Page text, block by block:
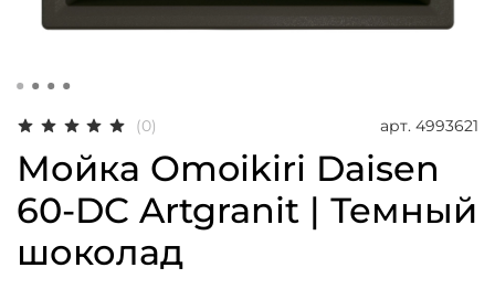
(0) арт. 4993621
Мойка Omoikiri Daisen
60-DC Artgranit | Темный
шоколад